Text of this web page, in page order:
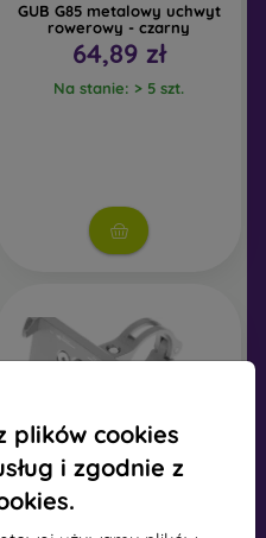
plików cookies
i zgodnie z
GUB G85 metalowy uchwyt
rowerowy - czarny
64,89 zł
Na stanie: > 5 szt.